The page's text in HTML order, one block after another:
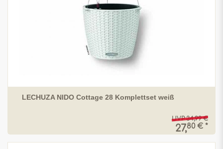
LECHUZA NIDO Cottage 28 Komplettset weiß
UVP 34,99 €
27,80 € *